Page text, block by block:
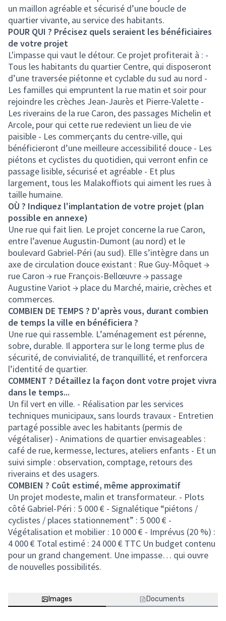
un maillon agréable et sécurisé d’une boucle de
quartier vivante, au service des habitants.
POUR QUI ? Précisez quels seraient les bénéficiaires
de votre projet
L'impasse qui vaut le détour. Ce projet profiterait à : -
Tous les habitants du quartier Centre, qui disposeront
d’une traversée piétonne et cyclable du sud au nord -
Les familles qui empruntent la rue matin et soir pour
rejoindre les crèches Jean-Jaurès et Pierre-Valette -
Les riverains de la rue Caron, des passages Michelin et
Arcole, pour qui cette rue redevient un lieu de vie
paisible - Les commerçants du centre-ville, qui
bénéficieront d’une meilleure accessibilité douce - Les
piétons et cyclistes du quotidien, qui verront enfin ce
passage lisible, sécurisé et agréable - Et plus
largement, tous les Malakoffiots qui aiment les rues à
taille humaine.
OÙ ? Indiquez l'implantation de votre projet (plan
possible en annexe)
Une rue qui fait lien. Le projet concerne la rue Caron,
entre l’avenue Augustin-Dumont (au nord) et le
boulevard Gabriel-Péri (au sud). Elle s’intègre dans un
axe de circulation douce existant : Rue Guy-Môquet →
rue Caron → rue François-Bellœuvre → passage
Augustine Variot → place du Marché, mairie, crèches et
commerces.
COMBIEN DE TEMPS ? D'après vous, durant combien
de temps la ville en bénéficiera ?
Une rue qui rassemble. L’aménagement est pérenne,
sobre, durable. Il apportera sur le long terme plus de
sécurité, de convivialité, de tranquillité, et renforcera
l’identité de quartier.
COMMENT ? Détaillez la façon dont votre projet vivra
dans le temps...
Un fil vert en ville. - Réalisation par les services
techniques municipaux, sans lourds travaux - Entretien
partagé possible avec les habitants (permis de
végétaliser) - Animations de quartier envisageables :
café de rue, kermesse, lectures, ateliers enfants - Et un
suivi simple : observation, comptage, retours des
riverains et des usagers.
COMBIEN ? Coût estimé, même approximatif
Un projet modeste, malin et transformateur. - Plots
côté Gabriel-Péri : 5 000 € - Signalétique “piétons /
cyclistes / places stationnement” : 5 000 € -
Végétalisation et mobilier : 10 000 € - Imprévus (20 %) :
4 000 € Total estimé : 24 000 € TTC Un budget contenu
pour un grand changement. Une impasse… qui ouvre
de nouvelles possibilités.
Images Documents